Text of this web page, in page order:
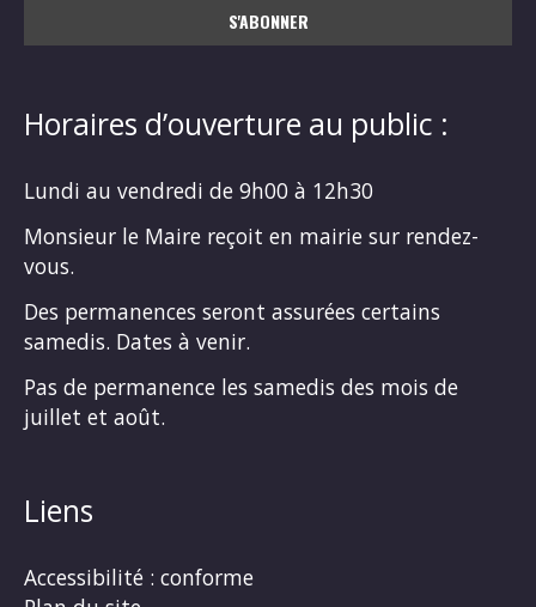
Horaires d’ouverture au public :
Lundi au vendredi de 9h00 à 12h30
Monsieur le Maire reçoit en mairie sur rendez-
vous.
Des permanences seront assurées certains
samedis. Dates à venir.
Pas de permanence les samedis des mois de
juillet et août.
Liens
Accessibilité : conforme